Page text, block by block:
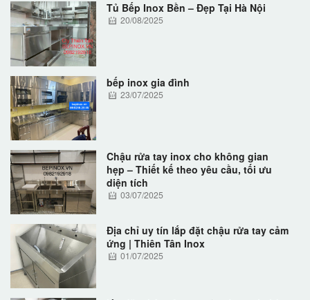
Tủ Bếp Inox Bền – Đẹp Tại Hà Nội
20/08/2025
bếp inox gia đình
23/07/2025
Chậu rửa tay inox cho không gian
hẹp – Thiết kế theo yêu cầu, tối ưu
diện tích
03/07/2025
Địa chỉ uy tín lắp đặt chậu rửa tay cảm
ứng | Thiên Tân Inox
01/07/2025